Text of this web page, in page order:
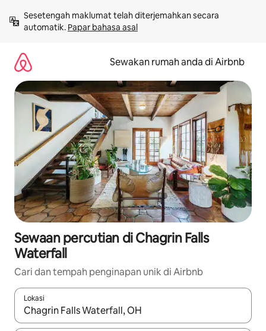
kandungan
Sesetengah maklumat telah diterjemahkan secara
automatik. Papar bahasa asal
Sewakan rumah anda di Airbnb
Sewaan percutian di Chagrin Falls
Waterfall
Cari dan tempah penginapan unik di Airbnb
Lokasi
Apabila hasil tersedia, navigasi dengan kekunci anak panah